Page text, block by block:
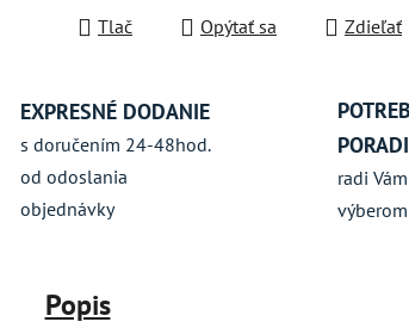
Tlač Opýtať sa Zdieľať
EXPRESNÉ DODANIE
s doručením 24-48hod.
od odoslania
objednávky
radi
výberom
Popis